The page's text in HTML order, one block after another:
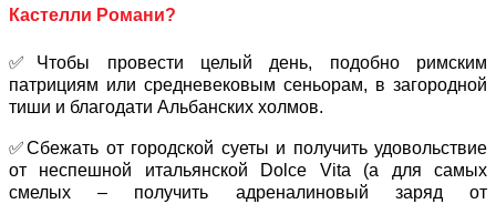
Кастелли Романи?
✅Чтобы провести целый день, подобно римским
патрициям или средневековым сеньорам, в загородной
тиши и благодати Альбанских холмов.
✅Сбежать от городской суеты и получить удовольствие
от неспешной итальянской
Dolce Vita (а для самых
смелых – получить адреналиновый заряд от